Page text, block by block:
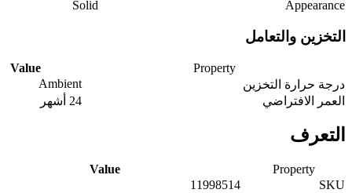
Appearance
Solid
التخزين والتعامل
Property
Value
درجة حرارة التخزين
Ambient
العمر الافتراضي
24 أشهر
التعرف
Property
Value
SKU
11998514